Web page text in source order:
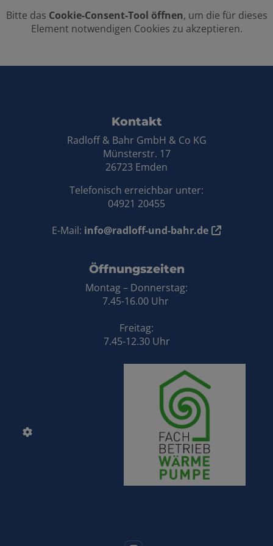
Bitte das Cookie-Consent-Tool öffnen, um die für dieses
Element notwendigen Cookies zu akzeptieren.
Kontakt
Radloff & Bahr GmbH & Co KG
Münsterstr. 17
26723 Emden
Telefonisch erreichbar unter:
04921 20455
E-Mail: info@radloff-und-bahr.de
Öffnungszeiten
Montag – Donnerstag:
7.45-16.00 Uhr
Freitag:
7.45-12.30 Uhr